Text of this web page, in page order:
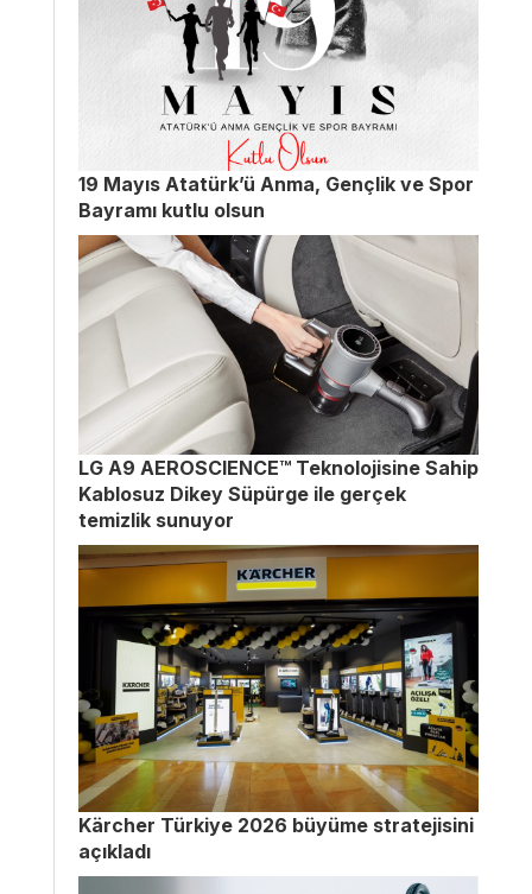
19 Mayıs Atatürk’ü Anma, Gençlik ve Spor
Bayramı kutlu olsun
LG A9 AEROSCIENCE™ Teknolojisine Sahip
Kablosuz Dikey Süpürge ile gerçek
temizlik sunuyor
Kärcher Türkiye 2026 büyüme stratejisini
açıkladı